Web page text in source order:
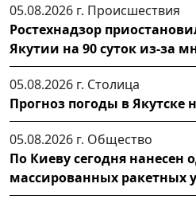
05.08.2026 г. Происшествия
Ростехнадзор
Якутии на 90 суток из-за
05.08.2026 г. Столица
Прогноз погоды в Якутске
05.08.2026 г. Общество
По Киеву сегодня нанесен
массированных ракетных